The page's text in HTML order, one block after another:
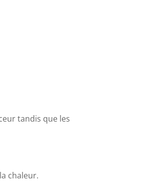
tandis que les
chaleur.